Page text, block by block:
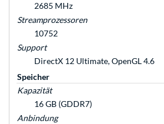
2685 MHz
Streamprozessoren
10752
Support
DirectX 12 Ultimate, OpenGL 4.6
Speicher
Kapazität
16 GB (GDDR7)
Anbindung